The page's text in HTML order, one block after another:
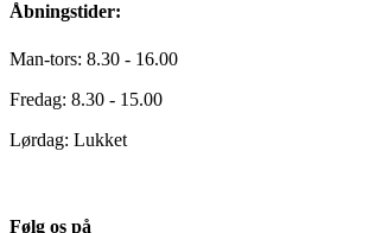
Åbningstider:
Man-tors: 8.30 - 16.00
Fredag: 8.30 - 15.00
Lørdag: Lukket
Følg os på